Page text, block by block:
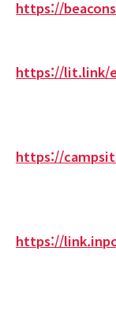
https://
https://lit.link/
https://
https://